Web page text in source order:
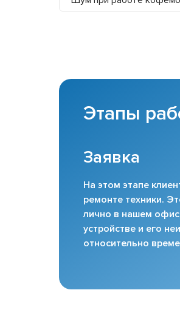
Этапы
Заявка
На этом этапе
ремонте техники.
лично в нашем
устройстве и его
относительно